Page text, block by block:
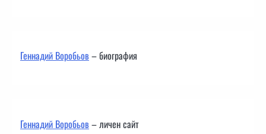
Геннадий Воробьов– биография
Геннадий Воробьов– личен сайт